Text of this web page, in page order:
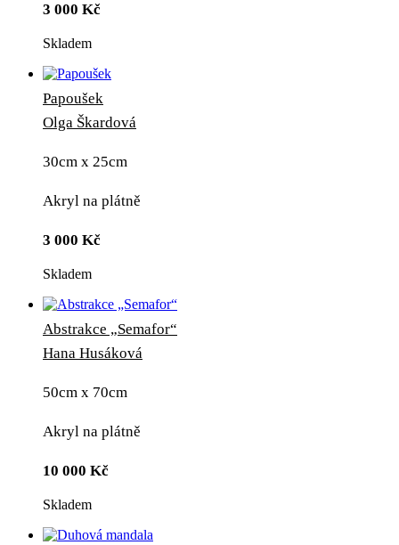
3 000 Kč
Skladem
Papoušek
Olga Škardová
30cm x 25cm
Akryl na plátně
3 000 Kč
Skladem
Abstrakce „Semafor“
Hana Husáková
50cm x 70cm
Akryl na plátně
10 000 Kč
Skladem